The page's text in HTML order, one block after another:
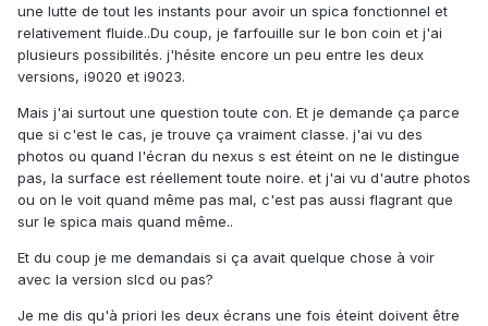
une lutte de tout les instants pour avoir un spica fonctionnel et
relativement fluide..Du coup, je farfouille sur le bon coin et j'ai
plusieurs possibilités. j'hésite encore un peu entre les deux
versions, i9020 et i9023.
Mais j'ai surtout une question toute con. Et je demande ça parce
que si c'est le cas, je trouve ça vraiment classe. j'ai vu des
photos ou quand l'écran du nexus s est éteint on ne le distingue
pas, la surface est réellement toute noire. et j'ai vu d'autre photos
ou on le voit quand même pas mal, c'est pas aussi flagrant que
sur le spica mais quand même..
Et du coup je me demandais si ça avait quelque chose à voir
avec la version slcd ou pas?
Je me dis qu'à priori les deux écrans une fois éteint doivent être